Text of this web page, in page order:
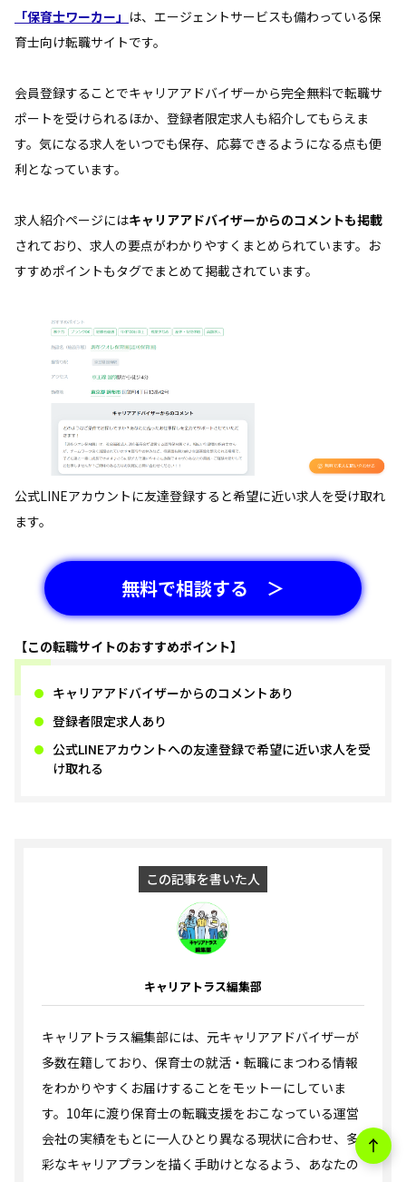
「保育士ワーカー」 は、エージェントサービスも備わっている保
育士向け転職サイトです。
会員登録することでキャリアアドバイザーから完全無料で転職サ
ポートを受けられるほか、登録者限定求人も紹介してもらえま
す。気になる求人をいつでも保存、応募できるようになる点も便
利となっています。
求人紹介ページにはキャリアアドバイザーからのコメントも掲載
されており、求人の要点がわかりやすくまとめられています。お
すすめポイントもタグでまとめて掲載されています。
公式LINEアカウントに友達登録すると希望に近い求人を受け取れ
ます。
無料で相談する ＞
【この転職サイトのおすすめポイント】
キャリアアドバイザーからのコメントあり
登録者限定求人あり
公式LINEアカウントへの友達登録で希望に近い求人を受
け取れる
この記事を書いた人
キャリアトラス編集部
キャリアトラス編集部には、元キャリアアドバイザーが
多数在籍しており、保育士の就活・転職にまつわる情報
をわかりやすくお届けすることをモットーにしていま
す。10年に渡り保育士の転職支援をおこなっている運営
会社の実績をもとに一人ひとり異なる現状に合わせ、多
彩なキャリアプランを描く手助けとなるよう、あなたの